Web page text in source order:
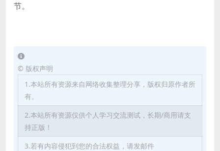
节。
© 版权声明
1.本站所有资源来自网络收集整理分享，版权归原作者所
有。
2.本站所有资源仅供个人学习交流测试，长期/商用请支
持正版！
3.若有内容侵犯到您的合法权益，请发邮件